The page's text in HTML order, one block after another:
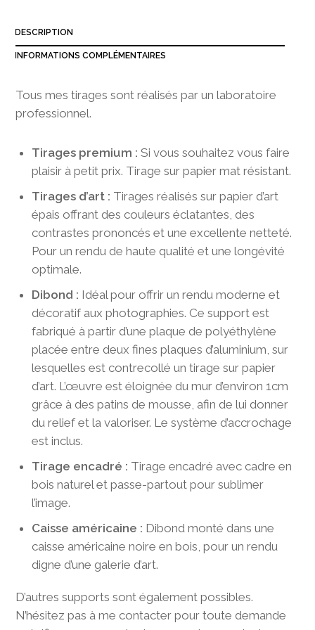
0
0
DESCRIPTION
INFORMATIONS COMPLÉMENTAIRES
Tous mes tirages sont réalisés par un laboratoire
professionnel.
Tirages premium : Si vous souhaitez vous faire
plaisir à petit prix. Tirage sur papier mat résistant.
Tirages d’art : Tirages réalisés sur papier d’art
épais offrant des couleurs éclatantes, des
contrastes prononcés et une excellente netteté.
Pour un rendu de haute qualité et une longévité
optimale.
Dibond : Idéal pour offrir un rendu moderne et
décoratif aux photographies. Ce support est
fabriqué à partir d’une plaque de polyéthylène
placée entre deux fines plaques d’aluminium, sur
lesquelles est contrecollé un tirage sur papier
d’art. L’œuvre est éloignée du mur d’environ 1cm
grâce à des patins de mousse, afin de lui donner
du relief et la valoriser. Le système d’accrochage
est inclus.
Tirage encadré : Tirage encadré avec cadre en
bois naturel et passe-partout pour sublimer
l’image.
Caisse américaine : Dibond monté dans une
caisse américaine noire en bois, pour un rendu
digne d’une galerie d’art.
D’autres supports sont également possibles.
N’hésitez pas à me contacter pour toute demande